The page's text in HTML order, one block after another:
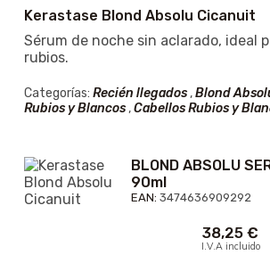
Kerastase Blond Absolu Cicanuit
Sérum de noche sin aclarado, ideal
rubios.
Categorías: Recién llegados,Blond
Rubios y Blancos,Cabellos Rubios y
BLOND ABSOLU
90ml
EAN: 3474636909292
38,25 €
I.V.A incluido